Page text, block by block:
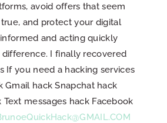
avoid offers that seem
and protect your digital
and acting quickly
difference. I finally recovered
If you need a hacking services
Gmail hack Snapchat hack
messages hack Facebook